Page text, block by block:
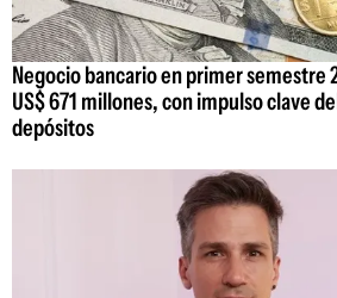
Negocio bancario en primer semestre
US$ 671 millones, con impulso clave
depósitos